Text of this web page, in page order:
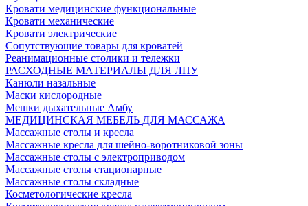
Кровати медицинские функциональные
Кровати механические
Кровати электрические
Сопутствующие товары для кроватей
Реанимационные столики и тележки
РАСХОДНЫЕ МАТЕРИАЛЫ ДЛЯ ЛПУ
Канюли назальные
Маски кислородные
Мешки дыхательные Амбу
МЕДИЦИНСКАЯ МЕБЕЛЬ ДЛЯ МАССАЖА
Массажные столы и кресла
Массажные кресла для шейно-воротниковой зоны
Массажные столы с электроприводом
Массажные столы стационарные
Массажные столы складные
Косметологические кресла